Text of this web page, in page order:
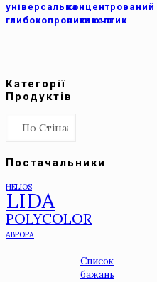
універсальна
глибокопроникаюча
концентрований
антисептик
Категорії
Продуктів
Постачальники
HELIOS
LIDA
POLYCOLOR
АВРОРА
Список
бажань